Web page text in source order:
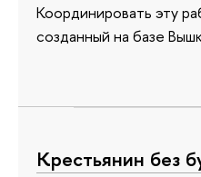
Координировать эту
созданный на базе
Крестьянин без